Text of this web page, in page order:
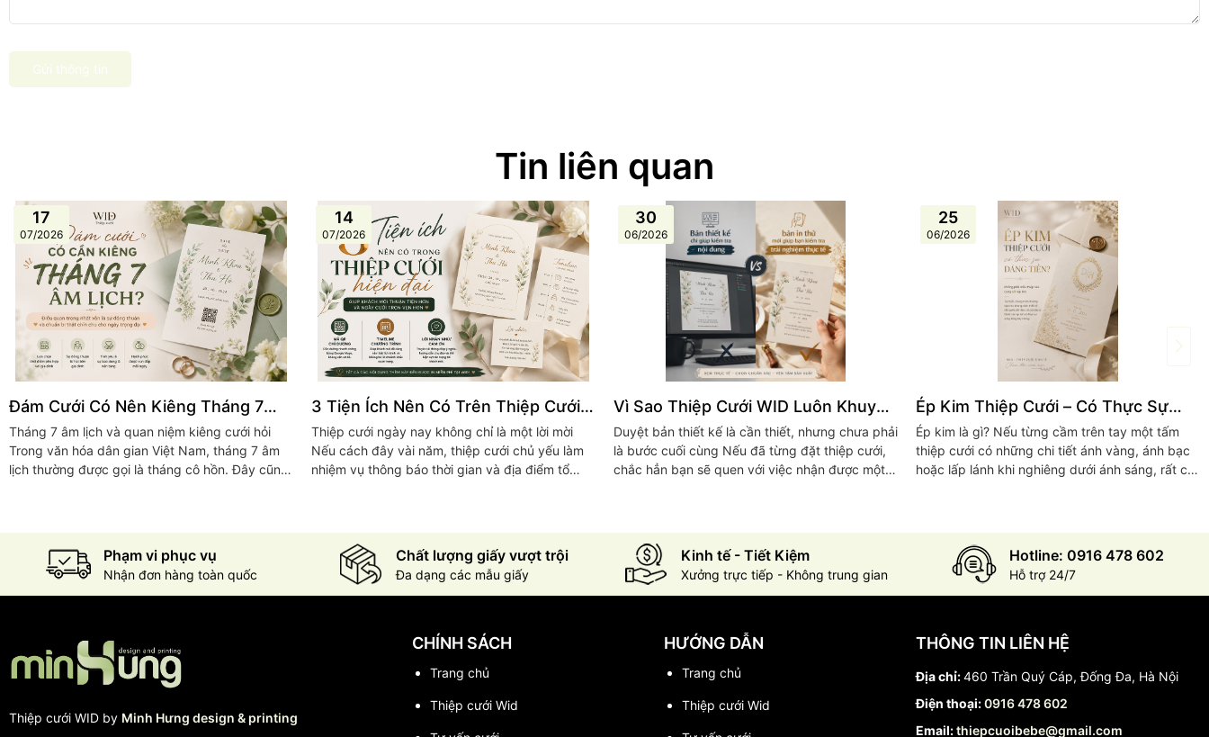
Gửi thông tin
Tin liên quan
17
07/2026
Đám Cưới Có Nên Kiêng Tháng 7
Âm Lịch Không? Góc Nhìn Từ Thiệp
Cưới WID
Tháng 7 âm lịch và quan niệm kiêng cưới hỏi
Trong văn hóa dân gian Việt Nam, tháng 7 âm
lịch thường được gọi là tháng cô hồn. Đây cũng
14
07/2026
3 Tiện Ích Nên Có Trên Thiệp Cưới
Hiện Đại Mà Nhiều Cặp Đôi Đang Lựa
Chọn
Thiệp cưới ngày nay không chỉ là một lời mời
Nếu cách đây vài năm, thiệp cưới chủ yếu làm
nhiệm vụ thông báo thời gian và địa điểm tổ
30
06/2026
Vì Sao Thiệp Cưới WID Luôn Khuyến
Khích Khách In Thử Trước Khi Sản
Xuất
Duyệt bản thiết kế là cần thiết, nhưng chưa phải
là bước cuối cùng Nếu đã từng đặt thiệp cưới,
chắc hẳn bạn sẽ quen với việc nhận được một
25
06/2026
Ép Kim Thiệp Cưới – Có Thực Sự
Đáng Tiền ?
Ép kim là gì? Nếu từng cầm trên tay một tấm
thiệp cưới có những chi tiết ánh vàng, ánh bạc
hoặc lấp lánh khi nghiêng dưới ánh sáng, rất có
Phạm vi phục vụ
Nhận đơn hàng toàn quốc
Chất lượng giấy vượt trội
Đa dạng các mẫu giấy
Kinh tế - Tiết Kiệm
Xưởng trực tiếp - Không trung gian
Hotline: 0916 478 602
Hỗ trợ 24/7
Thiệp cưới WID by Minh Hưng design & printing
CHÍNH SÁCH
Trang chủ
Thiệp cưới Wid
HƯỚNG DẪN
Trang chủ
Thiệp cưới Wid
THÔNG TIN LIÊN HỆ
Địa chỉ:460 Trần Quý Cáp, Đống Đa, Hà Nội
Điện thoại:0916 478 602
Email:thiepcuoibebe@gmail.com